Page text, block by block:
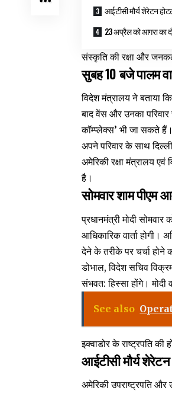
आईटीसी मौर्य शेरेटन
23 अप्रैल को आगरा का
संस्कृति की रक्षा और
सुबह 10 बजे पालम
विदेश मंत्रालय ने बताया
बाद वेंस और उनका परिवार
कॉम्प्लेक्स’ भी जा सकते
अपने परिवार के साथ
अमेरिकी रक्षा मंत्रालय
है।
सोमवार शाम पीएम
प्रधानमंत्री मोदी
आधिकारिक वार्ता होगी।
देने के तरीके पर चर्चा होने
डोभाल, विदेश सचिव
संभवत: हिस्सा होंगे।
See also
इक्वाडोर के राष्ट्रपति
आईटीसी मौर्य
अमेरिकी उपराष्ट्रपति और